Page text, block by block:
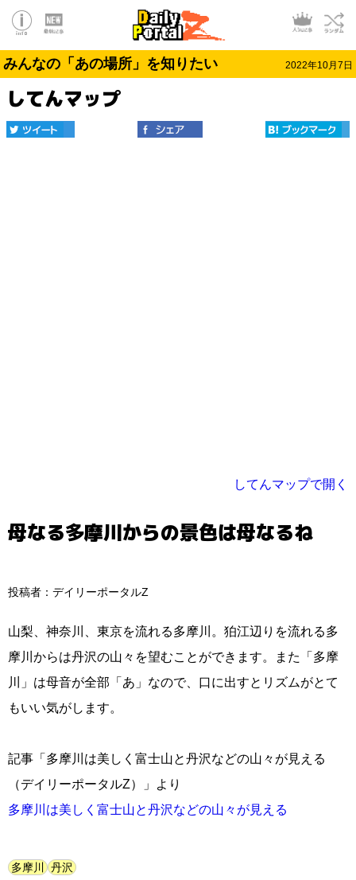
みんなの「あの場所」を知りたい 2022年10月7日
してんマップ
してんマップで開く
母なる多摩川からの景色は母なるね
投稿者：デイリーポータルZ
山梨、神奈川、東京を流れる多摩川。狛江辺りを流れる多
摩川からは丹沢の山々を望むことができます。また「多摩
川」は母音が全部「あ」なので、口に出すとリズムがとて
もいい気がします。
記事「多摩川は美しく富士山と丹沢などの山々が見える
（デイリーポータルZ）」より
多摩川は美しく富士山と丹沢などの山々が見える
多摩川 丹沢